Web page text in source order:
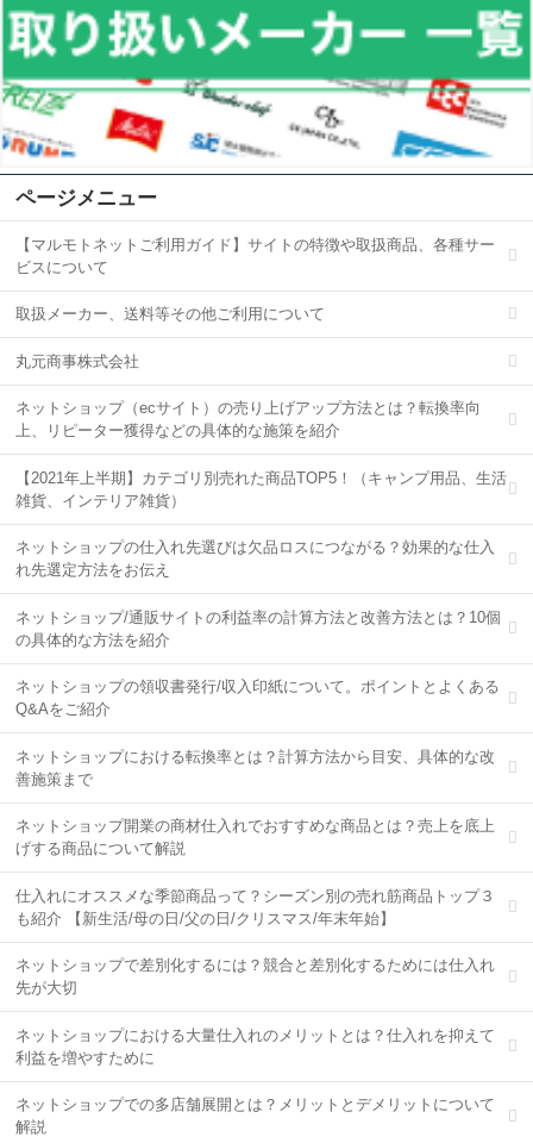
ページメニュー
【マルモトネットご利用ガイド】サイトの特徴や取扱商品、各種サー
ビスについて
取扱メーカー、送料等その他ご利用について
丸元商事株式会社
ネットショップ（ecサイト）の売り上げアップ方法とは？転換率向
上、リピーター獲得などの具体的な施策を紹介
【2021年上半期】カテゴリ別売れた商品TOP5！（キャンプ用品、生活
雑貨、インテリア雑貨）
ネットショップの仕入れ先選びは欠品ロスにつながる？効果的な仕入
れ先選定方法をお伝え
ネットショップ/通販サイトの利益率の計算方法と改善方法とは？10個
の具体的な方法を紹介
ネットショップの領収書発行/収入印紙について。ポイントとよくある
Q&Aをご紹介
ネットショップにおける転換率とは？計算方法から目安、具体的な改
善施策まで
ネットショップ開業の商材仕入れでおすすめな商品とは？売上を底上
げする商品について解説
仕入れにオススメな季節商品って？シーズン別の売れ筋商品トップ３
も紹介 【新生活/母の日/父の日/クリスマス/年末年始】
ネットショップで差別化するには？競合と差別化するためには仕入れ
先が大切
ネットショップにおける大量仕入れのメリットとは？仕入れを抑えて
利益を増やすために
ネットショップでの多店舗展開とは？メリットとデメリットについて
解説